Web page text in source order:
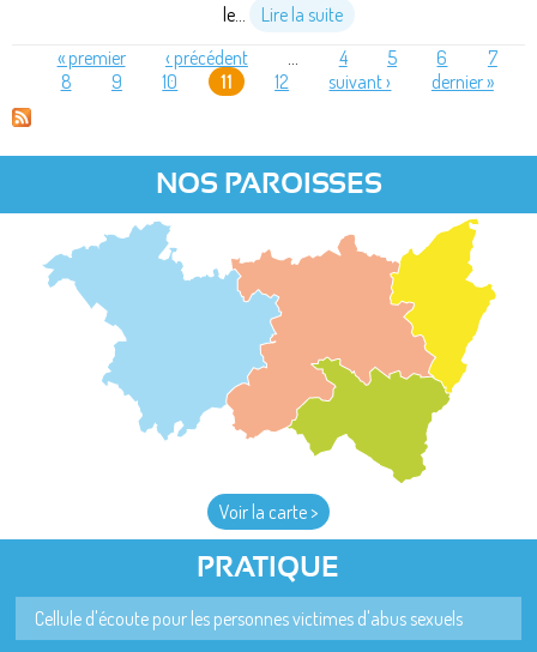
le...
Lire la suite
PAGES
« premier ‹ précédent 4 5 6
7
8
9 10 11 12 suivant › dernier »
NOS PAROISSES
Voir la carte >
PRATIQUE
Cellule d'écoute pour les personnes victimes d'abus sexuels